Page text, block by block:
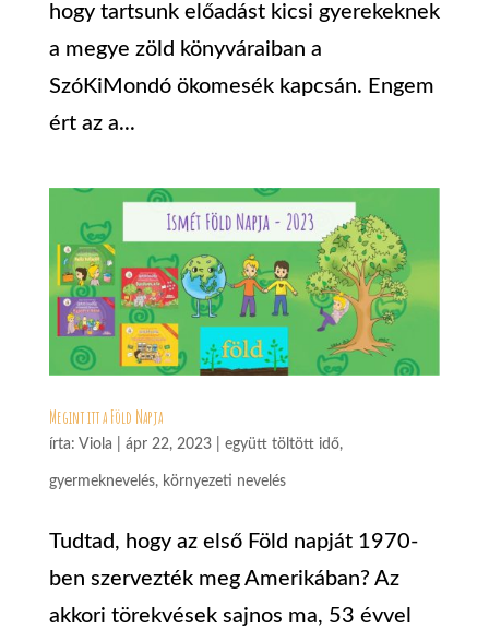
hogy tartsunk előadást kicsi gyerekeknek
a megye zöld könyváraiban a
SzóKiMondó ökomesék kapcsán. Engem
ért az a...
Megint itt a Föld Napja
írta: Viola ápr 22, 2023| együtt töltött idő,
gyermeknevelés, környezeti nevelés
Tudtad, hogy az első Föld napját 1970-
ben szervezték meg Amerikában? Az
akkori törekvések sajnos ma, 53 évvel